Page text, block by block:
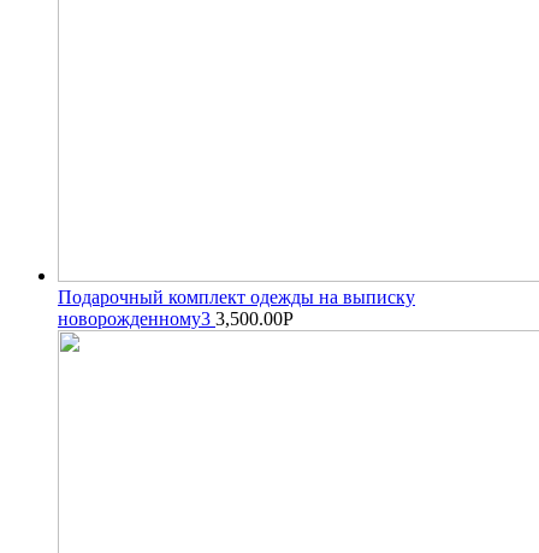
Подарочный комплект одежды на выписку
новорожденному3 3,500.00Р